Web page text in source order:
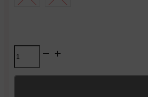
Líquido
Just